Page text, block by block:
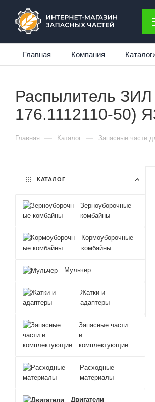
Главная Компания
Распылитель ЗИЛ
176.1112110-50)
Главная — Каталог — Запасные части
КАТАЛОГ
Зерноуборочные
комбайны
Кормоуборочные
комбайны
Мульчер
Жатки и
адаптеры
Запасные части
и
комплектующие
Расходные
материалы
Двигатели